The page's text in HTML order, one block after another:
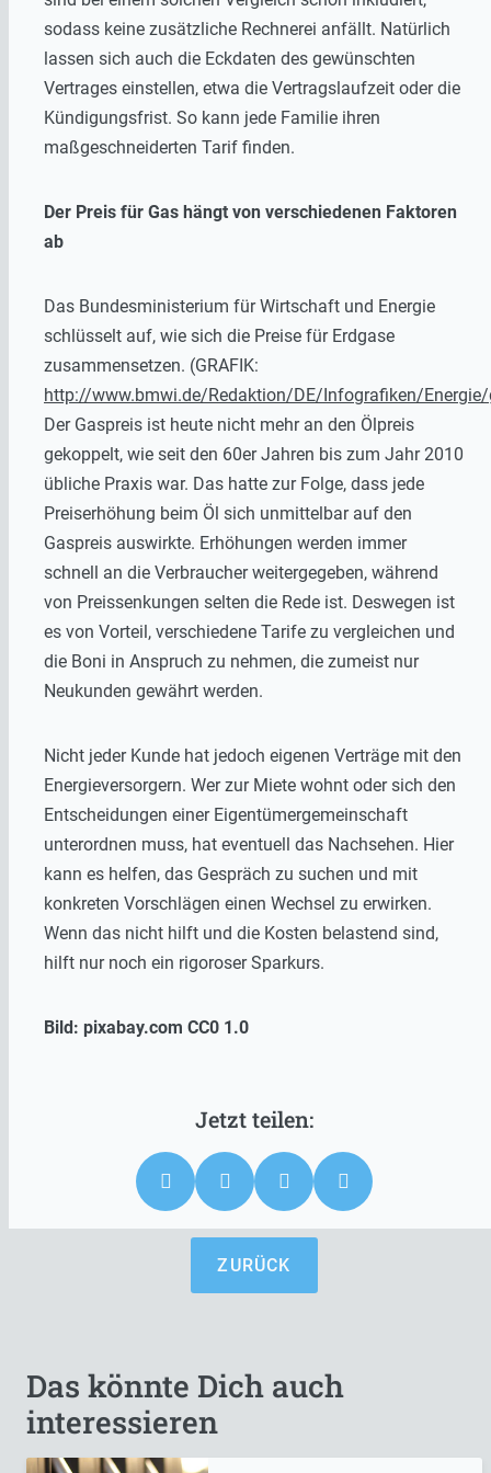
sodass keine zusätzliche Rechnerei anfällt. Natürlich
lassen sich auch die Eckdaten des gewünschten
Vertrages einstellen, etwa die Vertragslaufzeit oder die
Kündigungsfrist. So kann jede Familie ihren
maßgeschneiderten Tarif finden.
Der Preis für Gas hängt von verschiedenen Faktoren
ab
Das Bundesministerium für Wirtschaft und Energie
schlüsselt auf, wie sich die Preise für Erdgase
zusammensetzen. (GRAFIK:
http://www.bmwi.de/Redaktion/DE/Infografiken/
Der Gaspreis ist heute nicht mehr an den Ölpreis
gekoppelt, wie seit den 60er Jahren bis zum Jahr 2010
übliche Praxis war. Das hatte zur Folge, dass jede
Preiserhöhung beim Öl sich unmittelbar auf den
Gaspreis auswirkte. Erhöhungen werden immer
schnell an die Verbraucher weitergegeben, während
von Preissenkungen selten die Rede ist. Deswegen ist
es von Vorteil, verschiedene Tarife zu vergleichen und
die Boni in Anspruch zu nehmen, die zumeist nur
Neukunden gewährt werden.
Nicht jeder Kunde hat jedoch eigenen Verträge mit den
Energieversorgern. Wer zur Miete wohnt oder sich den
Entscheidungen einer Eigentümergemeinschaft
unterordnen muss, hat eventuell das Nachsehen. Hier
kann es helfen, das Gespräch zu suchen und mit
konkreten Vorschlägen einen Wechsel zu erwirken.
Wenn das nicht hilft und die Kosten belastend sind,
hilft nur noch ein rigoroser Sparkurs.
Bild: pixabay.com CC0 1.0
ZURÜCK
Das könnte Dich auch
interessieren